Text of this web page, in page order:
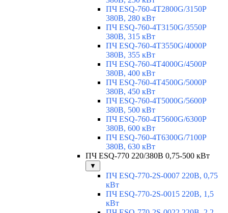
ПЧ ESQ-760-4T2800G/3150P
380В, 280 кВт
ПЧ ESQ-760-4T3150G/3550P
380В, 315 кВт
ПЧ ESQ-760-4T3550G/4000P
380В, 355 кВт
ПЧ ESQ-760-4T4000G/4500P
380В, 400 кВт
ПЧ ESQ-760-4T4500G/5000P
380В, 450 кВт
ПЧ ESQ-760-4T5000G/5600P
380В, 500 кВт
ПЧ ESQ-760-4T5600G/6300P
380В, 600 кВт
ПЧ ESQ-760-4T6300G/7100P
380В, 630 кВт
ПЧ ESQ-770 220/380В 0,75-500 кВт
▼
ПЧ ESQ-770-2S-0007 220В, 0,75
кВт
ПЧ ESQ-770-2S-0015 220В, 1,5
кВт